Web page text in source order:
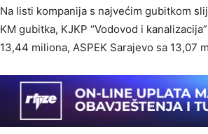
Na listi kompanija s najvećim gubitkom
KM gubitka, KJKP “Vodovod i
13,44 miliona, ASPEK Sarajevo sa 13,07